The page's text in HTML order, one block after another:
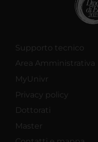
Supporto tecnico
Area Amministrativa
MyUnivr
Privacy policy
Dottorati
Master